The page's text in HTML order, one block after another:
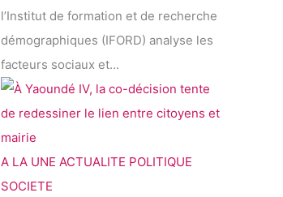
l’Institut de formation et de recherche
démographiques (IFORD) analyse les
facteurs sociaux et...
A LA UNE ACTUALITE POLITIQUE
SOCIETE